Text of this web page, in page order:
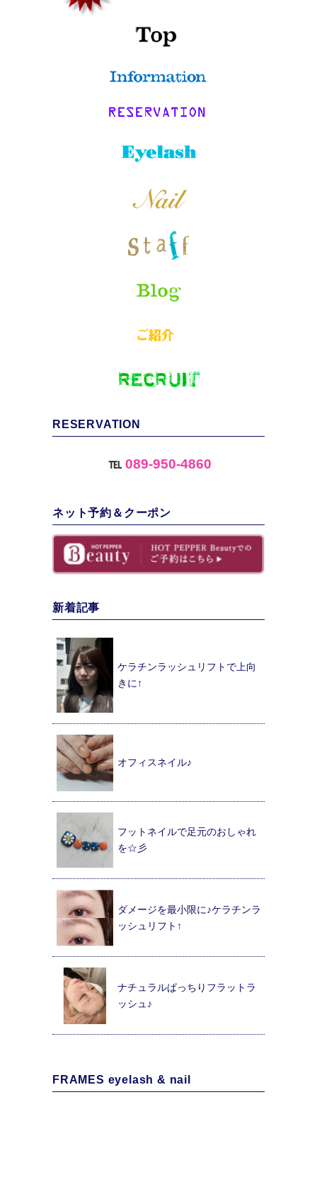
RESERVATION
℡ 089-950-4860
ネット予約＆クーポン
新着記事
ケラチンラッシュリフトで上向
きに↑
オフィスネイル♪
フットネイルで足元のおしゃれ
を☆彡
ダメージを最小限に♪ケラチンラ
ッシュリフト↑
ナチュラルぱっちりフラットラ
ッシュ♪
FRAMES eyelash & nail